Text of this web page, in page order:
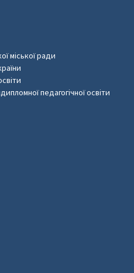
міської ради
педагогічної освіти